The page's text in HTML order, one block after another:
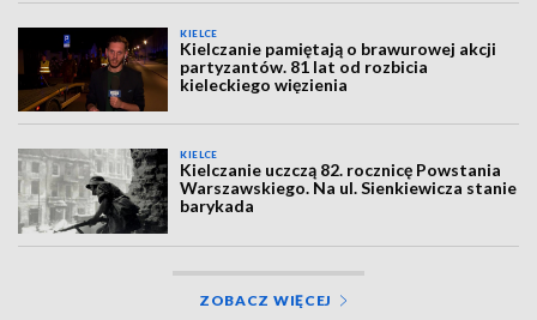
KIELCE
Kielczanie pamiętają o brawurowej akcji
partyzantów. 81 lat od rozbicia
kieleckiego więzienia
KIELCE
Kielczanie uczczą 82. rocznicę Powstania
Warszawskiego. Na ul. Sienkiewicza stanie
barykada
ZOBACZ WIĘCEJ